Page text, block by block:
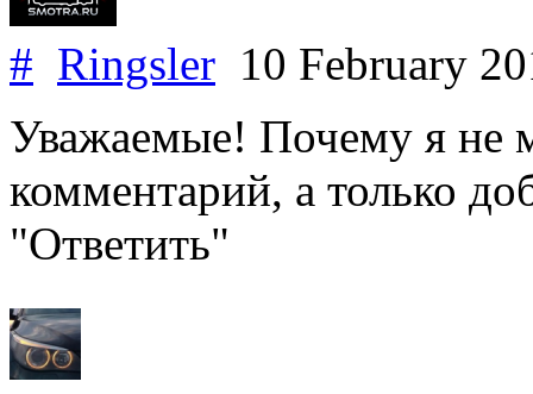
# Ringsler 10 February
Уважаемые! Почему я не
комментарий, а только
"Ответить"